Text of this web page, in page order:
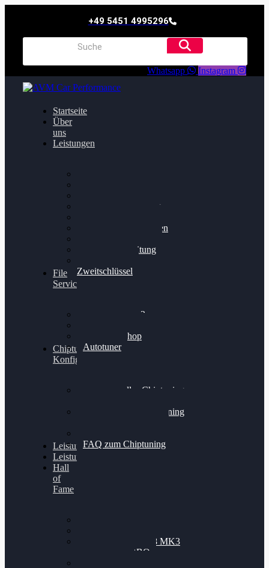
+49 5451 4995296
Whatsapp Instagram
Startseite
Über
uns
Leistungen
Getriebeoptimierung
Bremsscheiben planen
Felgenaufbereitung
Zweitschlüssel
File
Service
Alientech Kess3
Alientech Shop
Autotuner
Chiptuning
Konfigurator
Professionelles Chiptuning
Professionelles Chiptuning
FAQ zum Chiptuning
Leistungsmessung
Leistungsprüfstand
Hall
of
Fame
Nissan GT-R35 3.8 MK3
V6 TWINTURBO